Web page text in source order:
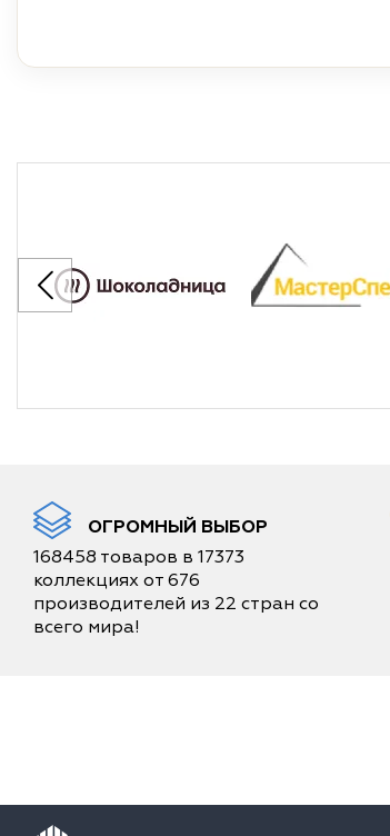
ОГРОМНЫЙ ВЫБОР
168458 товаров в 17373
коллекциях от 676
производителей из 22 стран со
всего мира!